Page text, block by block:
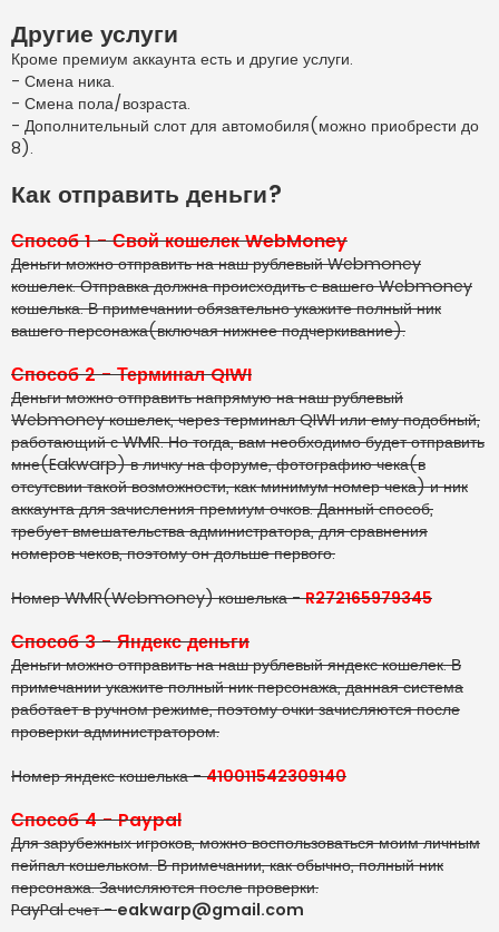
Другие услуги
Кроме премиум аккаунта есть и другие услуги.
- Смена ника.
- Смена пола/возраста.
- Дополнительный слот для автомобиля(можно приобрести до
8).
Как отправить деньги?
Способ 1 - Свой кошелек WebMoney
Деньги можно отправить на наш рублевый Webmoney
кошелек. Отправка должна происходить с вашего Webmoney
кошелька. В примечании обязательно укажите полный ник
вашего персонажа(включая нижнее подчеркивание).
Способ 2 - Терминал QIWI
Деньги можно отправить напрямую на наш рублевый
Webmoney кошелек, через терминал QIWI или ему подобный,
работающий с WMR. Но тогда, вам необходимо будет отправить
мне(Eakwarp) в личку на форуме, фотографию чека(в
отсутсвии такой возможности, как минимум номер чека) и ник
аккаунта для зачисления премиум очков. Данный способ,
требует вмешательства администратора, для сравнения
номеров чеков, поэтому он дольше первого.
Номер WMR(Webmoney) кошелька -R272165979345
Способ 3 - Яндекс деньги
Деньги можно отправить на наш рублевый яндекс кошелек. В
примечании укажите полный ник персонажа, данная система
работает в ручном режиме, поэтому очки зачисляются после
проверки администратором.
Номер яндекс кошелька -410011542309140
Способ 4 - Paypal
Для зарубежных игроков, можно воспользоваться моим личным
пейпал кошельком. В примечании, как обычно, полный ник
персонажа. Зачисляются после проверки.
PayPal счет -eakwarp@gmail.com